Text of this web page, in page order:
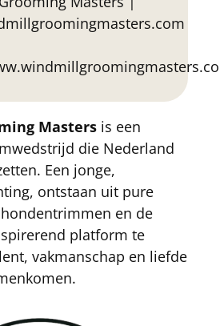
Masters is een
die Nederland
Een jonge,
ontstaan uit pure
en de
platform te
vakmanschap en liefde